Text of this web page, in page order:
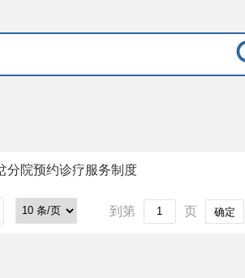
分院预约诊疗服务制度
到第 页 确定